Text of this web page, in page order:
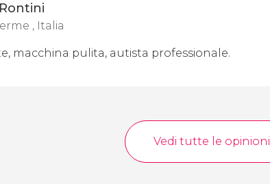
, Italia
macchina pulita, autista professionale.
Vedi tutte le opinioni